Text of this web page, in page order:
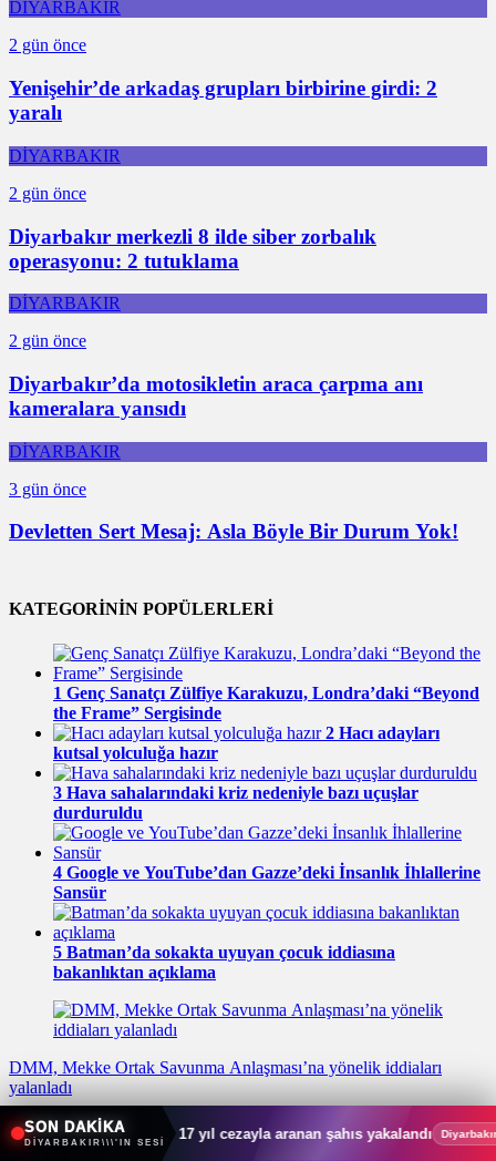
DİYARBAKIR
2 gün önce
Yenişehir’de arkadaş grupları birbirine girdi: 2
yaralı
DİYARBAKIR
2 gün önce
Diyarbakır merkezli 8 ilde siber zorbalık
operasyonu: 2 tutuklama
DİYARBAKIR
2 gün önce
Diyarbakır’da motosikletin araca çarpma anı
kameralara yansıdı
DİYARBAKIR
3 gün önce
Devletten Sert Mesaj: Asla Böyle Bir Durum Yok!
KATEGORİNİN POPÜLERLERİ
1 Genç Sanatçı Zülfiye Karakuzu, Londra’daki “Beyond
the Frame” Sergisinde
2 Hacı adayları
kutsal yolculuğa hazır
3 Hava sahalarındaki kriz nedeniyle bazı uçuşlar
durduruldu
4 Google ve YouTube’dan Gazze’deki İnsanlık İhlallerine
Sansür
5 Batman’da sokakta uyuyan çocuk iddiasına
bakanlıktan açıklama
DMM, Mekke Ortak Savunma Anlaşması’na yönelik iddiaları
yalanladı
SON DAKİKA
DİYARBAKIR\\\'IN SESİ
17 yıl cezayla aranan şahıs yakalandı Diyarbakır